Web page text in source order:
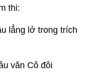
thi:
lẳng lở trong trích
văn Cô đôi